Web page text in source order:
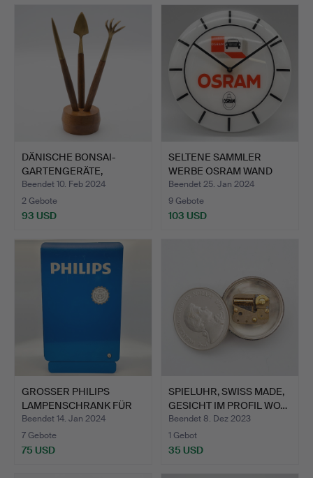
DÄNISCHE BONSAI-
GARTENGERÄTE,
MESSING, TEA…
Beendet 10. Feb 2024
2 Gebote
93 USD
SELTENE SAMMLER
WERBE OSRAM WAND
QUARZ UHR…
Beendet 25. Jan 2024
9 Gebote
103 USD
GROSSER PHILIPS
LAMPENSCHRANK FÜR
KFZ LAMP…
Beendet 14. Jan 2024
7 Gebote
75 USD
SPIELUHR, SWISS MADE,
GESICHT IM PROFIL WO…
Beendet 8. Dez 2023
1 Gebot
35 USD